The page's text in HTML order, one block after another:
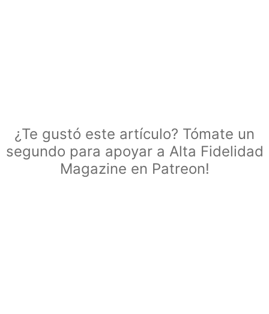
¿Te gustó este artículo? Tómate un
segundo para apoyar a Alta Fidelidad
Magazine en Patreon!